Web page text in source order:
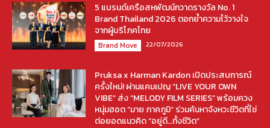
5 แบรนด์เครือสหพัฒน์กวาดรางวัล No. 1
Brand Thailand 2026 ตอกย้ำความไว้วางใจ
จากผู้บริโภคไทย
Brand Move 22/07/2026
Pruksa x Harman Kardon เปิดประสบการณ์
ครั้งใหม่! ผ่านแคมเปญ “LIVE YOUR OWN
VIBE” ส่ง “MELODY FILM SERIES” พร้อมควง
หนุ่มฮอต “มาย ภาคภูมิ” ร่วมค้นหาจังหวะชีวิตที่ใช่
ต่อยอดแนวคิด “อยู่ดี…ทั้งชีวิต”